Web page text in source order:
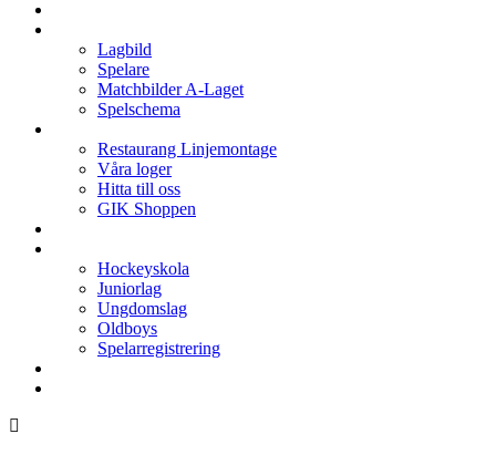
Lagbild
Spelare
Matchbilder A-Laget
Spelschema
Restaurang Linjemontage
Våra loger
Hitta till oss
GIK Shoppen
Hockeyskola
Juniorlag
Ungdomslag
Oldboys
Spelarregistrering